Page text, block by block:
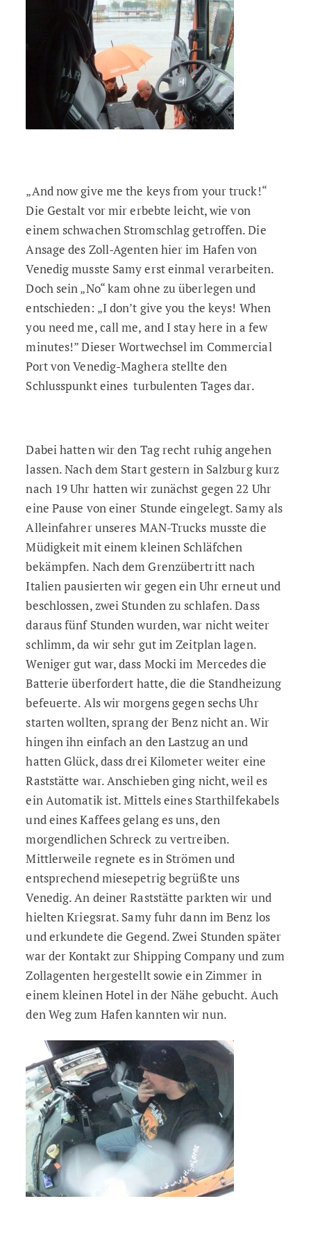
„And now give me the keys from your truck!“
Die Gestalt vor mir erbebte leicht, wie von
einem schwachen Stromschlag getroffen. Die
Ansage des Zoll-Agenten hier im Hafen von
Venedig musste Samy erst einmal verarbeiten.
Doch sein „No“ kam ohne zu überlegen und
entschieden: „I don’t give you the keys! When
you need me, call me, and I stay here in a few
minutes!”Dieser Wortwechsel im Commercial
Port von Venedig-Maghera stellte den
Schlusspunkt eines turbulenten Tages dar.
Dabei hatten wir den Tag recht ruhig angehen
lassen. Nach dem Start gestern in Salzburg kurz
nach 19 Uhr hatten wir zunächst gegen 22 Uhr
eine Pause von einer Stunde eingelegt. Samy als
Alleinfahrer unseres MAN-Trucks musste die
Müdigkeit mit einem kleinen Schläfchen
bekämpfen. Nach dem Grenzübertritt nach
Italien pausierten wir gegen ein Uhr erneut und
beschlossen, zwei Stunden zu schlafen. Dass
daraus fünf Stunden wurden, war nicht weiter
schlimm, da wir sehr gut im Zeitplan lagen.
Weniger gut war, dass Mocki im Mercedes die
Batterie überfordert hatte, die die Standheizung
befeuerte. Als wir morgens gegen sechs Uhr
starten wollten, sprang der Benz nicht an. Wir
hingen ihn einfach an den Lastzug an und
hatten Glück, dass drei Kilometer weiter eine
Raststätte war. Anschieben ging nicht, weil es
ein Automatik ist. Mittels eines Starthilfekabels
und eines Kaffees gelang es uns, den
morgendlichen Schreck zu vertreiben.
Mittlerweile regnete es in Strömen und
entsprechend miesepetrig begrüßte uns
Venedig. An deiner Raststätte parkten wir und
hielten Kriegsrat. Samy fuhr dann im Benz los
und erkundete die Gegend. Zwei Stunden später
war der Kontakt zur Shipping Company und zum
Zollagenten hergestellt sowie ein Zimmer in
einem kleinen Hotel in der Nähe gebucht. Auch
den Weg zum Hafen kannten wir nun.